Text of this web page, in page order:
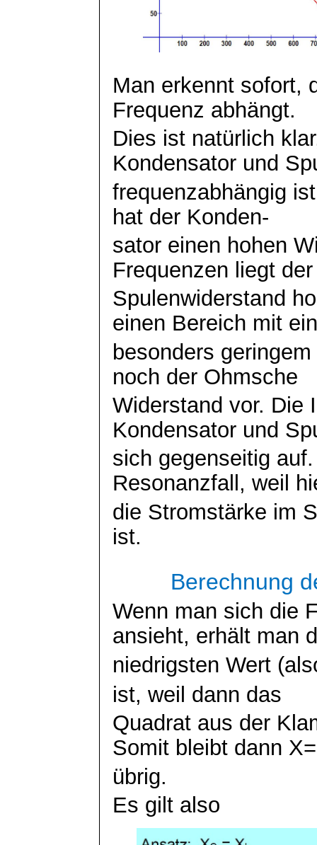
Man erkennt sofort,
Frequenz abhängt.
Dies ist natürlich
Kondensator und
frequenzabhängig
hat der Konden-
sator einen hohen
Frequenzen liegt der
Spulenwiderstand
einen Bereich mit
besonders
noch der Ohmsche
Widerstand vor. Die
Kondensator und
sich gegenseitig
Resonanzfall, weil
die Stromstärke im
ist.
Berechnung
Wenn man sich die
ansieht, erhält man
niedrigsten Wert
ist, weil dann das
Quadrat aus der
Somit bleibt dann
übrig.
Es gilt also